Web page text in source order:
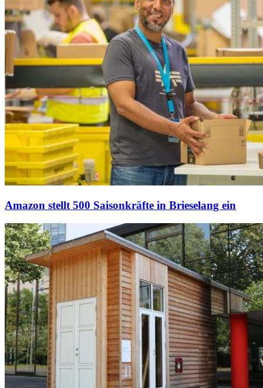
Amazon stellt 500 Saisonkräfte in Brieselang ein